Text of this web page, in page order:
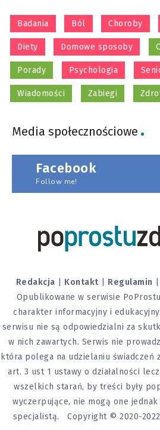
Badania Ból Choroby
Diety Domowe sposoby
Porady Psychologia
Wiadomości Zabiegi
Media społecznościowe
Facebook
Follow me!
Redakcja Kontakt Regulamin
Opublikowane w serwisie
charakter informacyjny i
serwisu nie są odpowiedzialni za
w nich zawartych. Serwis nie
która polega na udzielaniu świadczeń
art. 3 ust 1 ustawy o działalności
wszelkich starań, by treści były
wyczerpujące, nie mogą one
specjalistą. Copyright © 2020-